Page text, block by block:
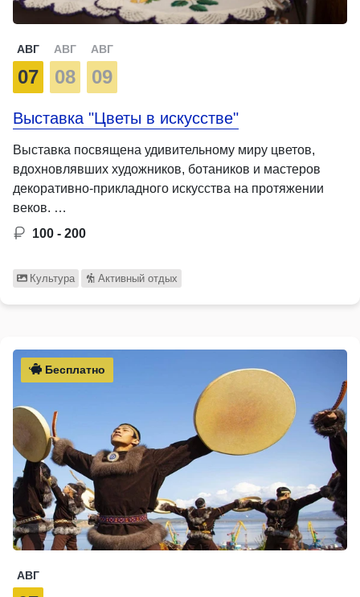
АВГ
07
АВГ
08
АВГ
09
Выставка "Цветы в искусстве"
Выставка посвящена удивительному миру цветов,
вдохновлявших художников, ботаников и мастеров
декоративно-прикладного искусства на протяжении
веков. …
100 - 200
Культура Активный отдых
Бесплатно
АВГ